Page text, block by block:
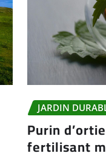
JARDIN
Purin
fertilisant